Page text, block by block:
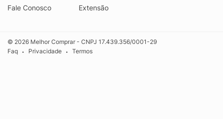
Fale Conosco
Extensão
© 2026 Melhor Comprar - CNPJ 17.439.356/0001-29
Faq
• Privacidade • Termos